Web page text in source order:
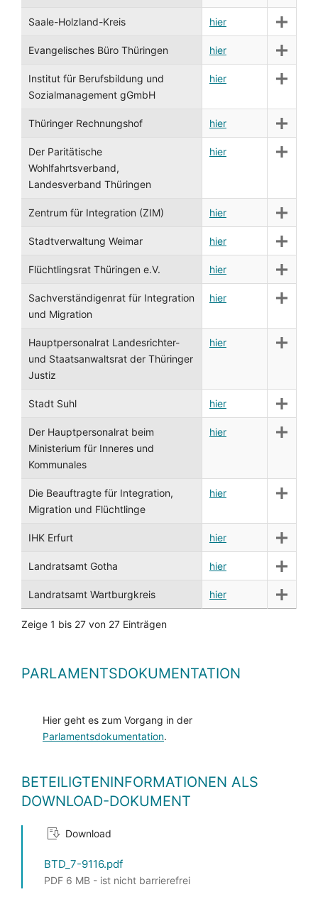
Saale-Holzland-Kreis hier
Evangelisches Büro Thüringen hier
Institut für Berufsbildung und
Sozialmanagement gGmbH
hier
Thüringer Rechnungshof hier
Der Paritätische
Wohlfahrtsverband,
Landesverband Thüringen
hier
Zentrum für Integration (ZIM) hier
Stadtverwaltung Weimar hier
Flüchtlingsrat Thüringen e.V. hier
Sachverständigenrat für Integration
und Migration
hier
Hauptpersonalrat Landesrichter-
und Staatsanwaltsrat der Thüringer
Justiz
hier
Stadt Suhl hier
Der Hauptpersonalrat beim
Ministerium für Inneres und
Kommunales
hier
Die Beauftragte für Integration,
Migration und Flüchtlinge
hier
IHK Erfurt hier
Landratsamt Gotha hier
Landratsamt Wartburgkreis hier
Zeige 1 bis 27 von 27 Einträgen
PARLAMENTSDOKUMENTATION
Hier geht es zum Vorgang in der
Parlamentsdokumentation.
BETEILIGTENINFORMATIONEN ALS
DOWNLOAD-DOKUMENT
Download
BTD_7-9116.pdf
PDF 6 MB - ist nicht barrierefrei